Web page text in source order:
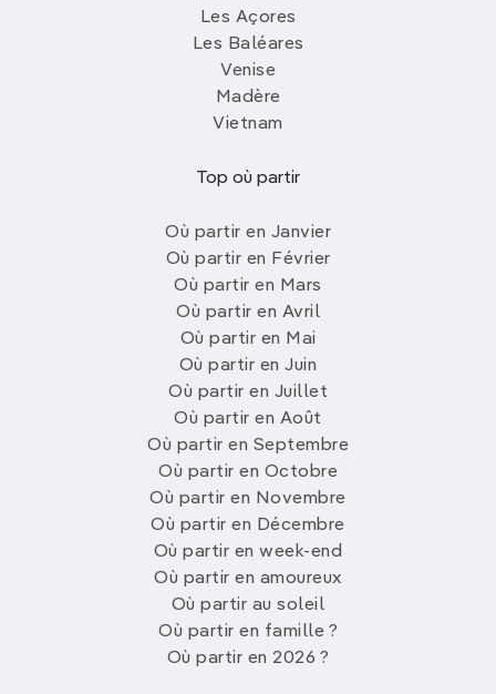
Les Açores
Les Baléares
Venise
Madère
Vietnam
Top où partir
Où partir en Janvier
Où partir en Février
Où partir en Mars
Où partir en Avril
Où partir en Mai
Où partir en Juin
Où partir en Juillet
Où partir en Août
Où partir en Septembre
Où partir en Octobre
Où partir en Novembre
Où partir en Décembre
Où partir en week-end
Où partir en amoureux
Où partir au soleil
Où partir en famille ?
Où partir en 2026 ?